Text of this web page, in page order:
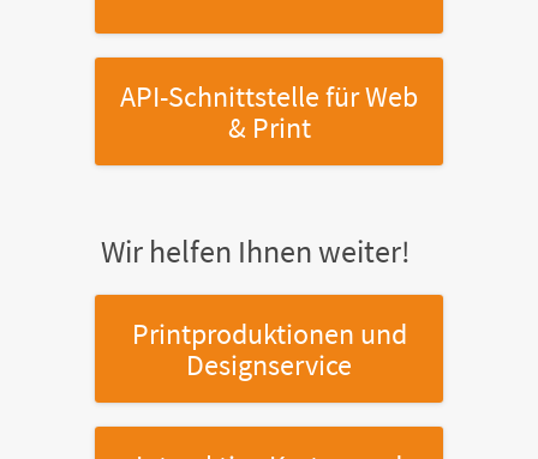
API-Schnittstellefür Web
& Print
Wir helfen Ihnen weiter!
Printproduktionen und
Designservice